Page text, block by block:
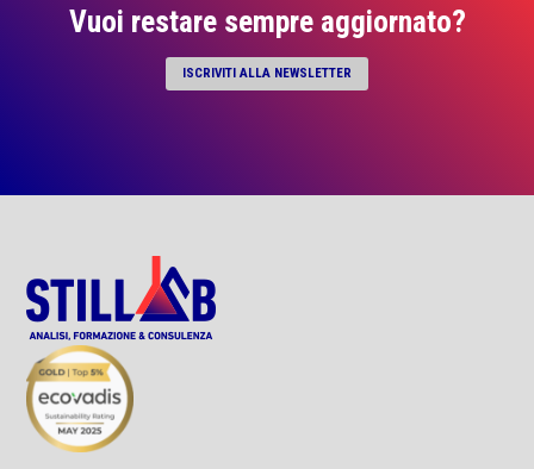
Vuoi restare sempre aggiornato?
ISCRIVITI ALLA NEWSLETTER